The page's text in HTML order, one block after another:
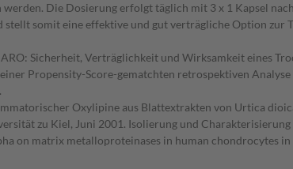
Die Dosierung erfolgt täglich mit 3 x 1 Kapsel
somit eine effektive und gut verträgliche Option zur
Sicherheit, Verträglichkeit und Wirksamkeit eines
Propensity-Score-gematchten retrospektiven
Oxylipine aus Blattextrakten von Urtica
zu Kiel, Juni 2001. Isolierung und
on matrix metalloproteinases in human chondrocytes